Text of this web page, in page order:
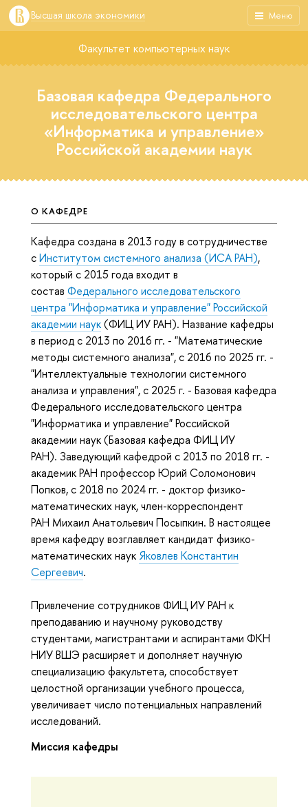
Меню
Высшая школа экономики
Факультет компьютерных наук
Базовая кафедра Федерального
исследовательского центра
«Информатика и управление»
Российской академии наук
О КАФЕДРЕ
Кафедра создана в 2013 году в сотрудничестве
сИнститутом системного анализа (ИСА РАН),
который c 2015 года входит в
состав Федерального исследовательского
центра "Информатика и управление" Российской
академии наук(ФИЦ ИУ РАН). Название кафедры
в период с 2013 по 2016 гг. - "Математические
методы системного анализа", с 2016 по 2025 гг. -
"Интеллектуальные технологии системного
анализа и управления", с 2025 г. - Базовая кафедра
Федерального исследовательского центра
"Информатика и управление" Российской
академии наук (Базовая кафедра ФИЦ ИУ
РАН). Заведующий кафедрой с 2013 по 2018 гг. -
академик РАН профессор Юрий Соломонович
Попков, с 2018 по 2024 гг. - доктор физико-
математических наук, член-корреспондент
РАН Михаил Анатольевич Посыпкин. В настоящее
время кафедру возглавляет кандидат физико-
математических наук Яковлев Константин
Сергеевич.
Привлечение сотрудников ФИЦ ИУ РАН к
преподаванию и научному руководству
студентами, магистрантами и аспирантами ФКН
НИУ ВШЭ расширяет и дополняет научную
специализацию факультета, способствует
целостной организации учебного процесса,
увеличивает число потенциальных направлений
исследований.
Миссия кафедры